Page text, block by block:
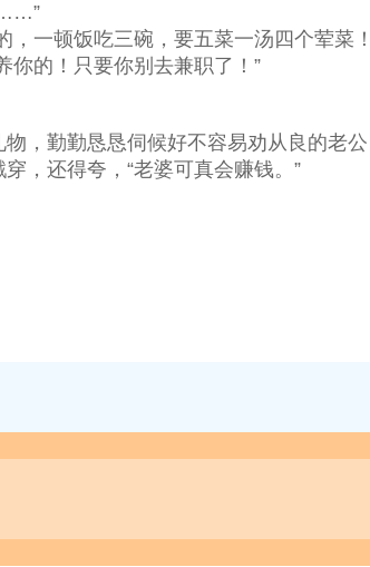
……”
一顿饭吃三碗，要五菜一汤四个荤菜
的！只要你别去兼职了！”
勤勤恳恳伺候好不容易劝从良的老公
，还得夸，“老婆可真会赚钱。”